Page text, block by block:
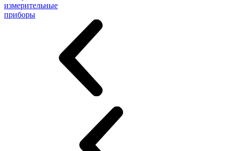
измерительные
приборы